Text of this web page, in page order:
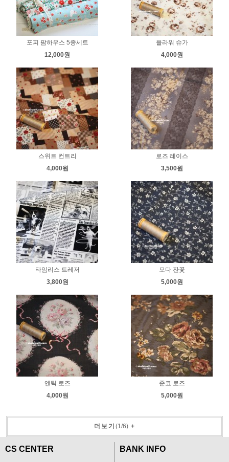
포피 팜하우스 5종세트
12,000원
플라워 슈가
4,000원
스위트 컨트리
4,000원
로즈 레이스
3,500원
타임리스 트레저
3,800원
모다 잔꽃
5,000원
앤틱 로즈
4,000원
준코 로즈
5,000원
더보기 (1/6)+
CS CENTER
BANK INFO